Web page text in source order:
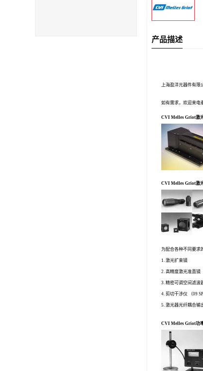
产品描述
上海盈沣元器件有限
如有需求，欢迎来电
CVI Melles Griot激
CVI Melles Griot激
为配合各种不同要求
1. 激光扩束镜
2. 高精度激光准直镜
3. 精密可调空间滤波
4. 剪切干涉仪 （09
5. 激光器光纤耦合输
CVI Melles Griot功